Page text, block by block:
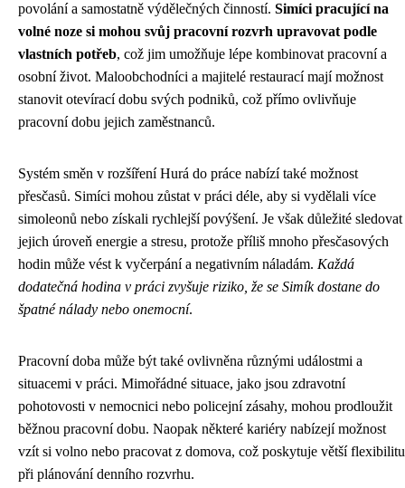
povolání a samostatně výdělečných činností. Simíci pracující na
volné noze si mohou svůj pracovní rozvrh upravovat podle
vlastních potřeb, což jim umožňuje lépe kombinovat pracovní a
osobní život. Maloobchodníci a majitelé restaurací mají možnost
stanovit otevírací dobu svých podniků, což přímo ovlivňuje
pracovní dobu jejich zaměstnanců.
Systém směn v rozšíření Hurá do práce nabízí také možnost
přesčasů. Simíci mohou zůstat v práci déle, aby si vydělali více
simoleonů nebo získali rychlejší povýšení. Je však důležité sledovat
jejich úroveň energie a stresu, protože příliš mnoho přesčasových
hodin může vést k vyčerpání a negativním náladám. Každá
dodatečná hodina v práci zvyšuje riziko, že se Simík dostane do
špatné nálady nebo onemocní.
Pracovní doba může být také ovlivněna různými událostmi a
situacemi v práci. Mimořádné situace, jako jsou zdravotní
pohotovosti v nemocnici nebo policejní zásahy, mohou prodloužit
běžnou pracovní dobu. Naopak některé kariéry nabízejí možnost
vzít si volno nebo pracovat z domova, což poskytuje větší flexibilitu
při plánování denního rozvrhu.